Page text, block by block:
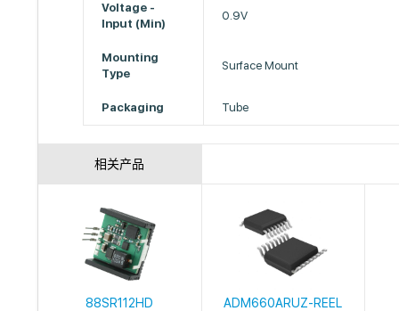
Voltage -
Input (Min)
0.9V
Mounting
Type
Surface Mount
Packaging Tube
相关产品
88SR112HD
ADM660ARUZ-REEL